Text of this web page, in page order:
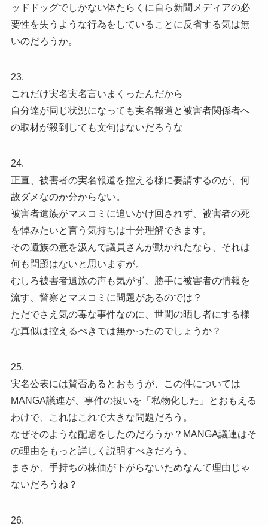
ッドドッグでしかない体たらくに自ら新聞メディアの必
要性を失うような行為をしていることに反省する気は無
いのだろうか。
23.
これだけ実名実名言いまくったんだから
自分達が同じ状況になっても実名報道と被害者関係者へ
の取材が殺到しても文句はないだろうな
24.
正直、被害者の実名報道を控える様に要請するのが、何
故ダメなのか分からない。
被害者遺族がマスコミに追いかけ回されず、被害者の死
を悼みたいと言う気持ちは十分理解できます。
その遺族の意を汲んで議員さんが動かれたなら、それは
何も問題はないと思いますが。
むしろ被害者遺族の声も気がず、勝手に被害者の情報を
流す、警察とマスコミに問題があるのでは？
ただでさえ気の毒な事件なのに、世間の晒し者にする様
な真似は控えるべきでは無かったのでしょうか？
25.
実名公表には賛否あるとおもうが、この件については
MANGA議連が、事件の扱いを「私物化した」とおもえる
わけで、これはこれで大きな問題だろう。
なぜそのような配慮をしたのだろうか？MANGA議連はそ
の理由をもっと詳しく説明すべきだろう。
まさか、手持ちの株価が下がらないためなんて理由じゃ
ないだろうね？
26.